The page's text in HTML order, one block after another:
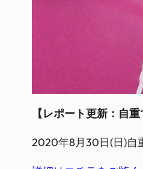
【レポート更新：自
2020年8月30日(日)自